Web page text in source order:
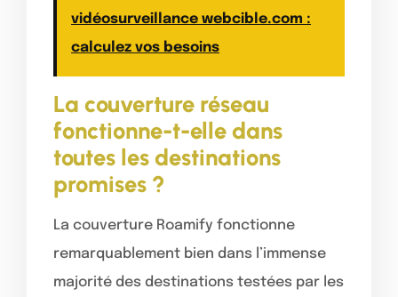
vidéosurveillance webcible.com :
calculez vos besoins
La couverture réseau
fonctionne-t-elle dans
toutes les destinations
promises ?
La couverture Roamify fonctionne
remarquablement bien dans l’immense
majorité des destinations testées par les